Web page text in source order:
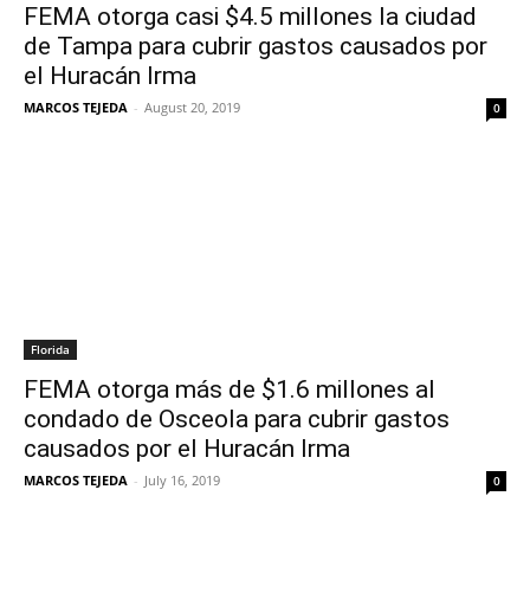
FEMA otorga casi $4.5 millones la ciudad
de Tampa para cubrir gastos causados por
el Huracán Irma
MARCOS TEJEDA - August 20, 2019 0
Florida
FEMA otorga más de $1.6 millones al
condado de Osceola para cubrir gastos
causados por el Huracán Irma
MARCOS TEJEDA - July 16, 2019 0